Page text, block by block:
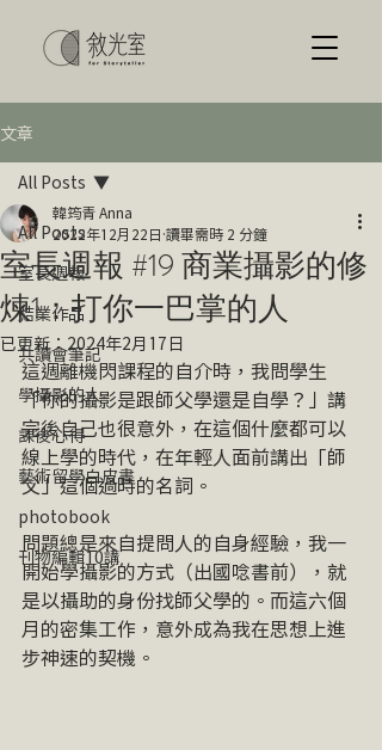
文章
All Posts
室長週報
結業作品
共讀會筆記
學攝影的人
課後心得
藝術留學白皮書
photobook
刊物編輯10講
All Posts
室長週報 #19 商業攝影的修
煉1：打你一巴掌的人
韓筠青 Anna
2022年12月22日 讀畢需時 2 分鐘
已更新：2024年2月17日
這週離機閃課程的自介時，我問學生
「你的攝影是跟師父學還是自學？」講
完後自己也很意外，在這個什麼都可以
線上學的時代，在年輕人面前講出「師
父」這個過時的名詞。
問題總是來自提問人的自身經驗，我一
開始學攝影的方式（出國唸書前），就
是以攝助的身份找師父學的。而這六個
月的密集工作，意外成為我在思想上進
步神速的契機。